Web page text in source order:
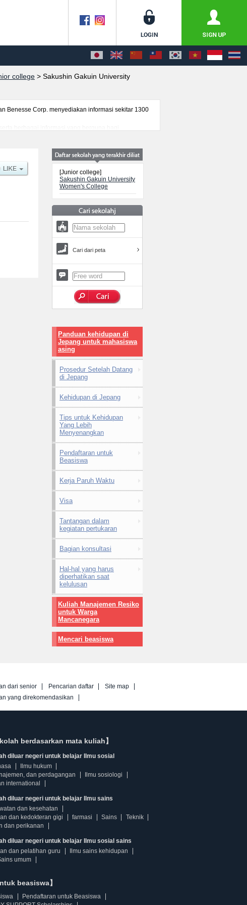
college > Sakushin Gakuin University
Benesse Corp. menyediakan informasi sekitar 1300
berbagai informasi yang berguna bagi
[Junior college]
Sakushin Gakuin University
Women's College
Cari dari peta
Panduan kehidupan di
Jepang untuk mahasiswa
asing
Prosedur Setelah Datang
di Jepang
Kehidupan di Jepang
Tips untuk Kehidupan
Yang Lebih
Menyenangkan
Pendaftaran untuk
Beasiswa
Kerja Paruh Waktu
Visa
Tantangan dalam
kegiatan pertukaran
Bagian konsultasi
Hal-hal yang harus
diperhatikan saat
kelulusan
Kuliah Manajemen Resiko
untuk Warga
Mancanegara
Mencari beasiswa
dari senior Pencarian daftar
Site map
yang direkomendasikan
berdasarkan mata kuliah】
diluar negeri untuk belajar Ilmu sosial
Ilmu hukum
dan perdagangan
Ilmu sosiologi
international
diluar negeri untuk belajar Ilmu sains
dan kesehatan
dan kedokteran gigi
farmasi Sains
Teknik
dan perikanan
diluar negeri untuk belajar Ilmu sosial sains
dan pelatihan guru
Ilmu sains kehidupan
umum
beasiswa】
Pendaftaran untuk Beasiswa